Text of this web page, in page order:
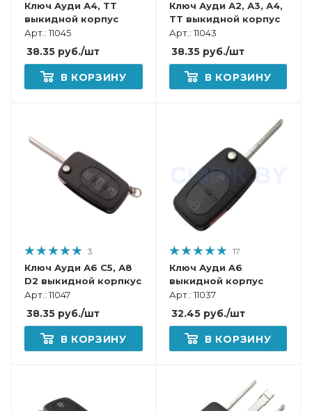
Ключ Ауди А4, ТТ
выкидной корпус
Арт.: 11045
38.35 руб./шт
В КОРЗИНУ
Ключ Ауди А2, А3, А4,
ТТ выкидной корпус
Арт.: 11043
38.35руб./шт
В КОРЗИНУ
3
Ключ Ауди А6 С5, А8
D2 выкидной корпкус
Арт.: 11047
38.35 руб./шт
В КОРЗИНУ
17
Ключ Ауди A6
выкидной корпус
Арт.: 11037
32.45руб./шт
В КОРЗИНУ